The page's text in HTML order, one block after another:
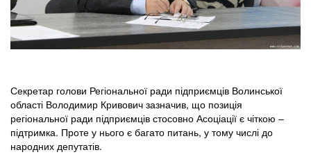
Секретар голови Регіональної ради підприємців Волинської
області Володимир Кривович зазначив, що позиція
регіональної ради підприємців стосовно Асоціації є чіткою –
підтримка. Проте у нього є багато питань, у тому числі до
народних депутатів.